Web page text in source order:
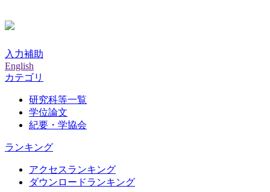
入力補助
English
カテゴリ
研究科等一覧
学位論文
紀要・学協会
ランキング
アクセスランキング
ダウンロードランキング